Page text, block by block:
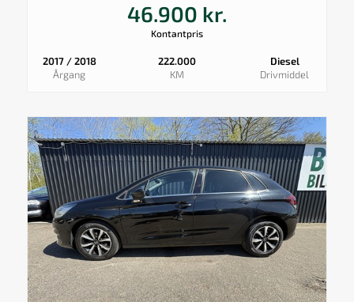
46.900 kr.
Kontantpris
2017 / 2018
Årgang
222.000
KM
Diesel
Drivmiddel